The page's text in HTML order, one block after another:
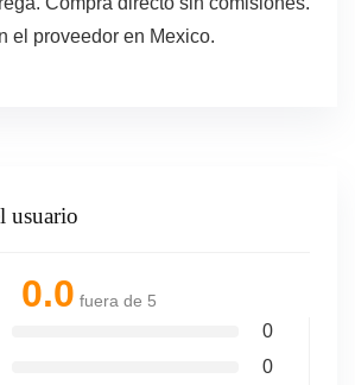
el proveedor en Mexico.
usuario
0.0 fuera de 5
0
0